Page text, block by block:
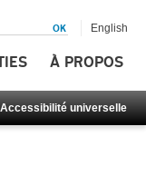
À PROPOS
Accessibilité universelle
English